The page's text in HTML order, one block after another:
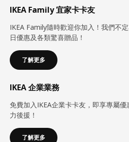
IKEA Family 宜家卡卡友
IKEA Family隨時歡迎你加入！我們不
日優惠及各類驚喜贈品！
了解更多
IKEA 企業業務
免費加入IKEA企業卡卡友，即享專屬
力後援！
了解更多